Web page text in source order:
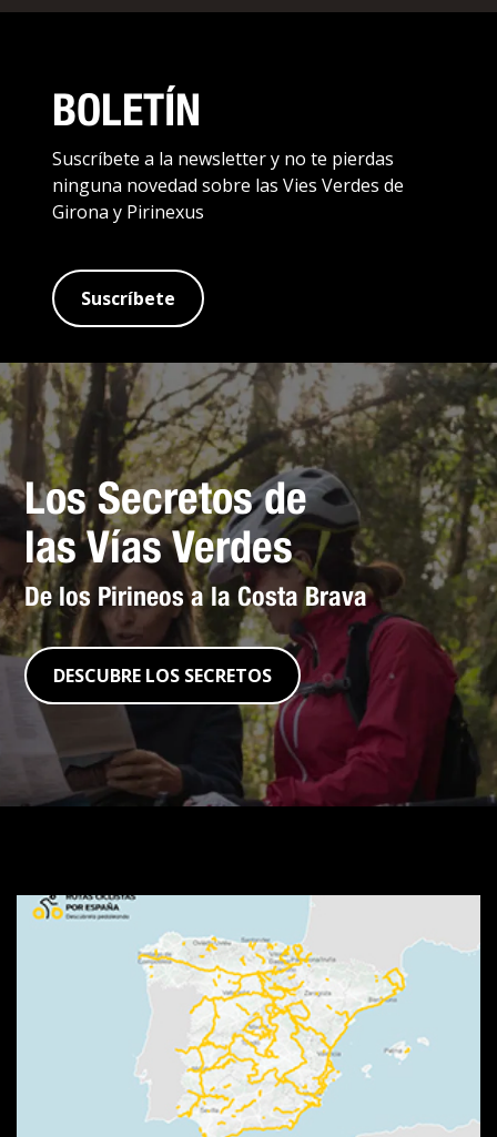
BOLETÍN
Suscríbete a la newsletter y no te pierdas
ninguna novedad sobre las Vies Verdes de
Girona y Pirinexus
Suscríbete
Los Secretos de
las Vías Verdes
De los Pirineos a la Costa Brava
DESCUBRE LOS SECRETOS
Visor